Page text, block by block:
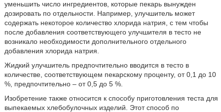
уменьшить число ингредиентов, которые пекарь вынужден
дозировать по отдельности. Например, улучшитель может
содержать некоторое количество хлорида натрия, с тем чтобы
после добавления соответствующего улучшителя в тесто не
возникало необходимости дополнительного отдельного
добавления хлорида натрия.
Жидкий улучшитель предпочтительно вводится в тесто в
количестве, соответствующем пекарскому проценту, от 0,1 до 10
%, предпочтительно – от 0,5 до 5 %.
Изобретение также относится к способу приготовления теста для
выпекаемых хлебобулочных изделий. Этот способ по